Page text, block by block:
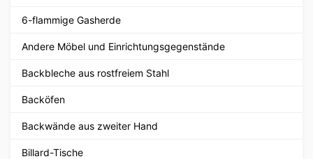
6-flammige Gasherde
Andere Möbel und Einrichtungsgegenstände
Backbleche aus rostfreiem Stahl
Backöfen
Backwände aus zweiter Hand
Billard-Tische